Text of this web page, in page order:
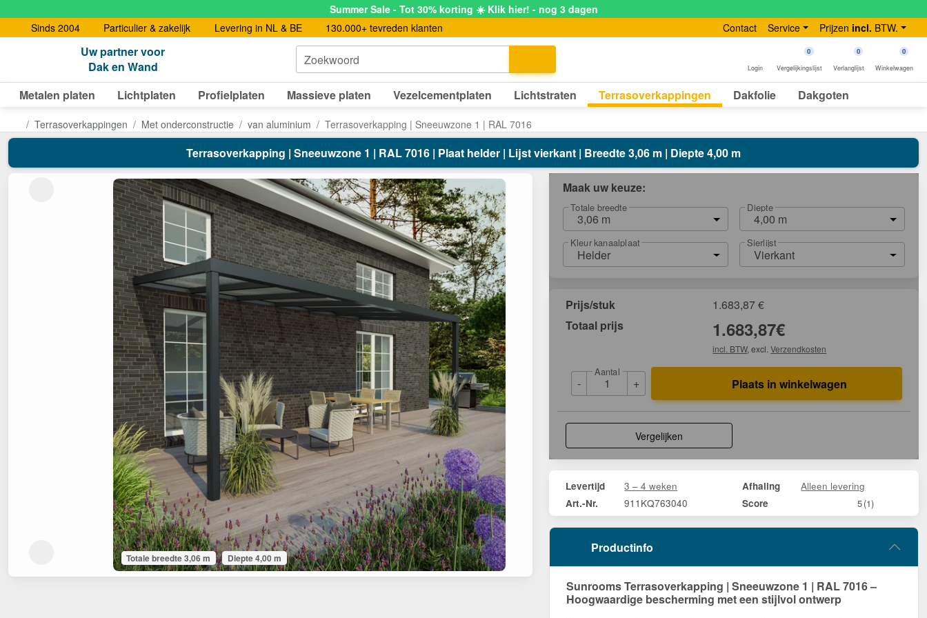
Summer Sale - Tot 30% korting ☀️ Klik hier! - nog 3 dagen
Sinds 2004
Particulier & zakelijk Levering in NL & BE 130.000+ tevreden klanten Contact Service Prijzen incl. BTW.
Uw partner voor
Dak en Wand
Zoekwoord
Login
0
Vergelijkingslijst
0
Verlanglijst
0
Winkelwagen
Metalen platen Lichtplaten Profielplaten Massieve platen Vezelcementplaten Lichtstraten Terrasoverkappingen Dakfolie Dakgoten
Terrasoverkappingen Met onderconstructie van aluminium Terrasoverkapping | Sneeuwzone 1 | RAL 7016
Terrasoverkapping | Sneeuwzone 1 | RAL 7016 | Plaat helder | Lijst vierkant | Breedte 3,06 m | Diepte 4,00 m
Totale breedte 3,06 m Diepte 4,00 m
Maak uw keuze:
Totale breedte
3,06 m
Diepte
4,00 m
Kleur kanaalplaat
Helder
Sierlijst
Vierkant
Prijs/stuk 1.683,87€
Totaal prijs
1.683,87€
incl. BTW, excl.Verzendkosten
-
Aantal
+ Plaats in winkelwagen
Vergelijken
Levertijd 3 – 4 weken Afhaling Alleen levering
Art.-Nr. 911KQ763040 Score 5(1)
Productinfo
Sunrooms Terrasoverkapping | Sneeuwzone 1 | RAL 7016 –
Hoogwaardige bescherming met een stijlvol ontwerp